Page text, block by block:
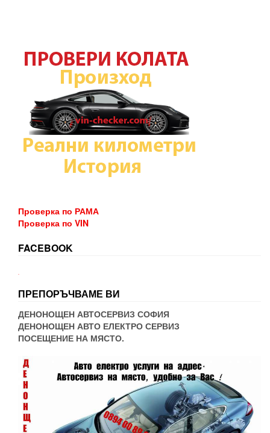
Проверка по РАМА
Проверка по VIN
FACEBOOK
ПРЕПОРЪЧВАМЕ ВИ
ДЕНОНОЩЕН АВТОСЕРВИЗ СОФИЯ
ДЕНОНОЩЕН АВТО ЕЛЕКТРО СЕРВИЗ
ПОСЕЩЕНИЕ НА МЯСТО.